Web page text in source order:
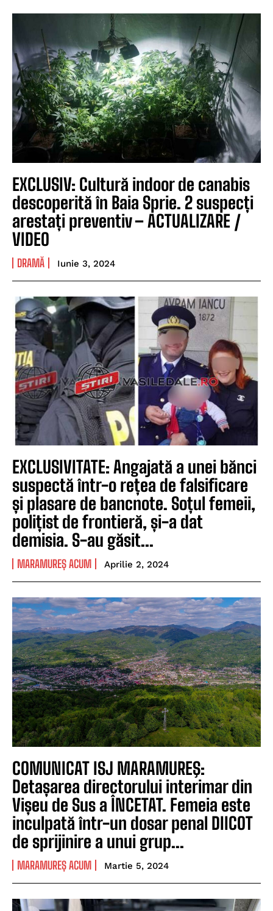
EXCLUSIV: Cultură indoor de canabis
descoperită în Baia Sprie. 2 suspecți
arestați preventiv – ACTUALIZARE /
VIDEO
DRAMĂ Iunie 3, 2024
EXCLUSIVITATE: Angajată a unei bănci
suspectă într-o rețea de falsificare
și plasare de bancnote. Soțul femeii,
polițist de frontieră, și-a dat
demisia. S-au găsit...
MARAMUREȘ ACUM Aprilie 2, 2024
COMUNICAT ISJ MARAMUREŞ:
Detașarea directorului interimar din
Vișeu de Sus a ÎNCETAT. Femeia este
inculpată într-un dosar penal DIICOT
de sprijinire a unui grup...
MARAMUREȘ ACUM Martie 5, 2024